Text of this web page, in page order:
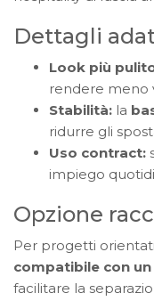
Dettagli
Look più
rendere meno
Stabilità: la
ridurre gli
Uso contract:
impiego
Opzione
Per progetti
compatibile con
facilitare la